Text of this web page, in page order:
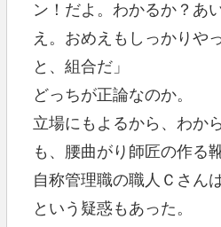
ン！だよ。わかるか？あ
え。おめえもしっかりや
と、組合だ」
どっちが正論なのか。
立場にもよるから、わか
も、腰曲がり師匠の作る
自称管理職の職人Ｃさん
という疑惑もあった。